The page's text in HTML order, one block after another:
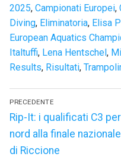
2025, Campionati Europei,
Diving, Eliminatoria, Elisa
European Aquatics
Italtuffi, Lena Hentschel ,
Results, Risultati,
Navigazione
articoli
PRECEDENTE
Articolo
precedente:
Rip-It: i qualificati C3 per
nord alla finale nazionale
di Riccione